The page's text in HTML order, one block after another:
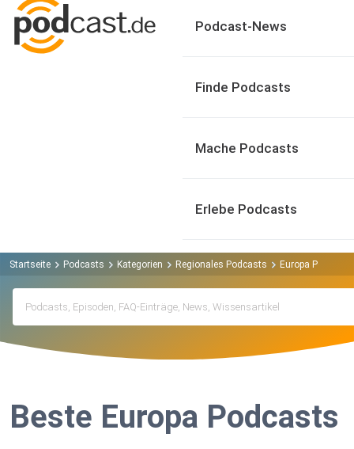
Podcast-News
Finde Podcasts
Mache Podcasts
Erlebe Podcasts
Startseite Podcasts Kategorien Regionales Podcasts Europa Podcasts
Beste Europa Podcasts